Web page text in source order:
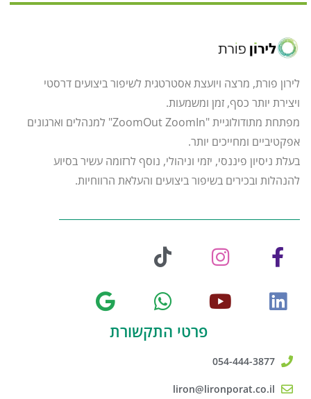
לירון פורת, מרצה ויועצת אסטרטגית לשיפור ביצועים דרסטי
ויצירת יותר כסף, זמן ומשמעות.
מפתחת מתודולוגיית "ZoomOut ZoomIn" למנהלים וארגונים
אפקטיביים ומחייכים יותר.
בעלת ניסיון פיננסי, יזמי וניהולי, נוסף לרזומה עשיר בסיוע
להנהלות ובכירים בשיפור ביצועים והעלאת הרווחיות.
פרטי התקשורת
054-444-3877
liron@lironporat.co.il